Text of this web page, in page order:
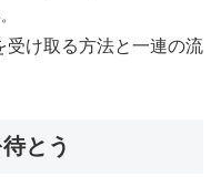
受け取る方法と一連の流
とう